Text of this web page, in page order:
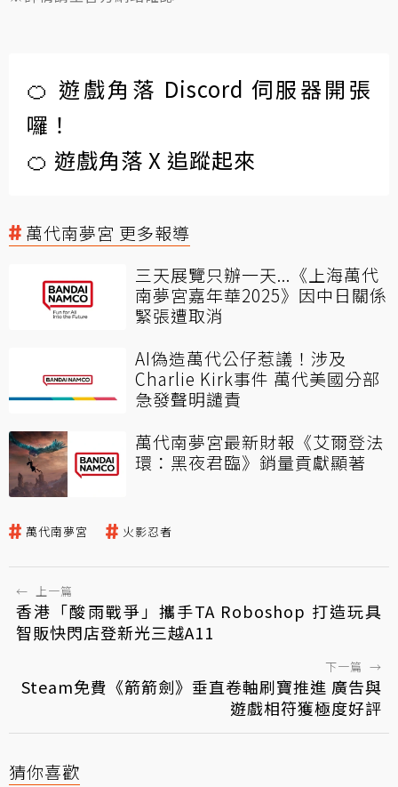
🍊 遊戲角落 Discord 伺服器開張
囉！
🍊 遊戲角落 X 追蹤起來
萬代南夢宮 更多報導
三天展覽只辦一天...《上海萬代
南夢宮嘉年華2025》因中日關係
緊張遭取消
AI偽造萬代公仔惹議！涉及
Charlie Kirk事件 萬代美國分部
急發聲明譴責
萬代南夢宮最新財報《艾爾登法
環：黑夜君臨》銷量貢獻顯著
萬代南夢宮 火影忍者
← 上一篇
香港「酸雨戰爭」攜手TA Roboshop 打造玩具
智販快閃店登新光三越A11
下一篇 →
Steam免費《箭箭劍》垂直卷軸刷寶推進 廣告與
遊戲相符獲極度好評
猜你喜歡